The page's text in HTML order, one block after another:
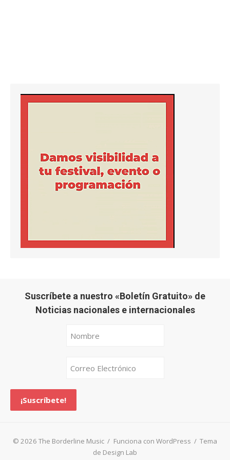
Suscríbete a nuestro «Boletín Gratuito» de
Noticias nacionales e internacionales
© 2026 The Borderline Music / Funciona con WordPress / Tema
de Design Lab